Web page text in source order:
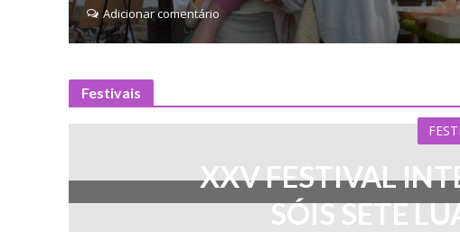
Adicionar comentário
Festivais
XXV FESTIVAL
SÓIS SETE